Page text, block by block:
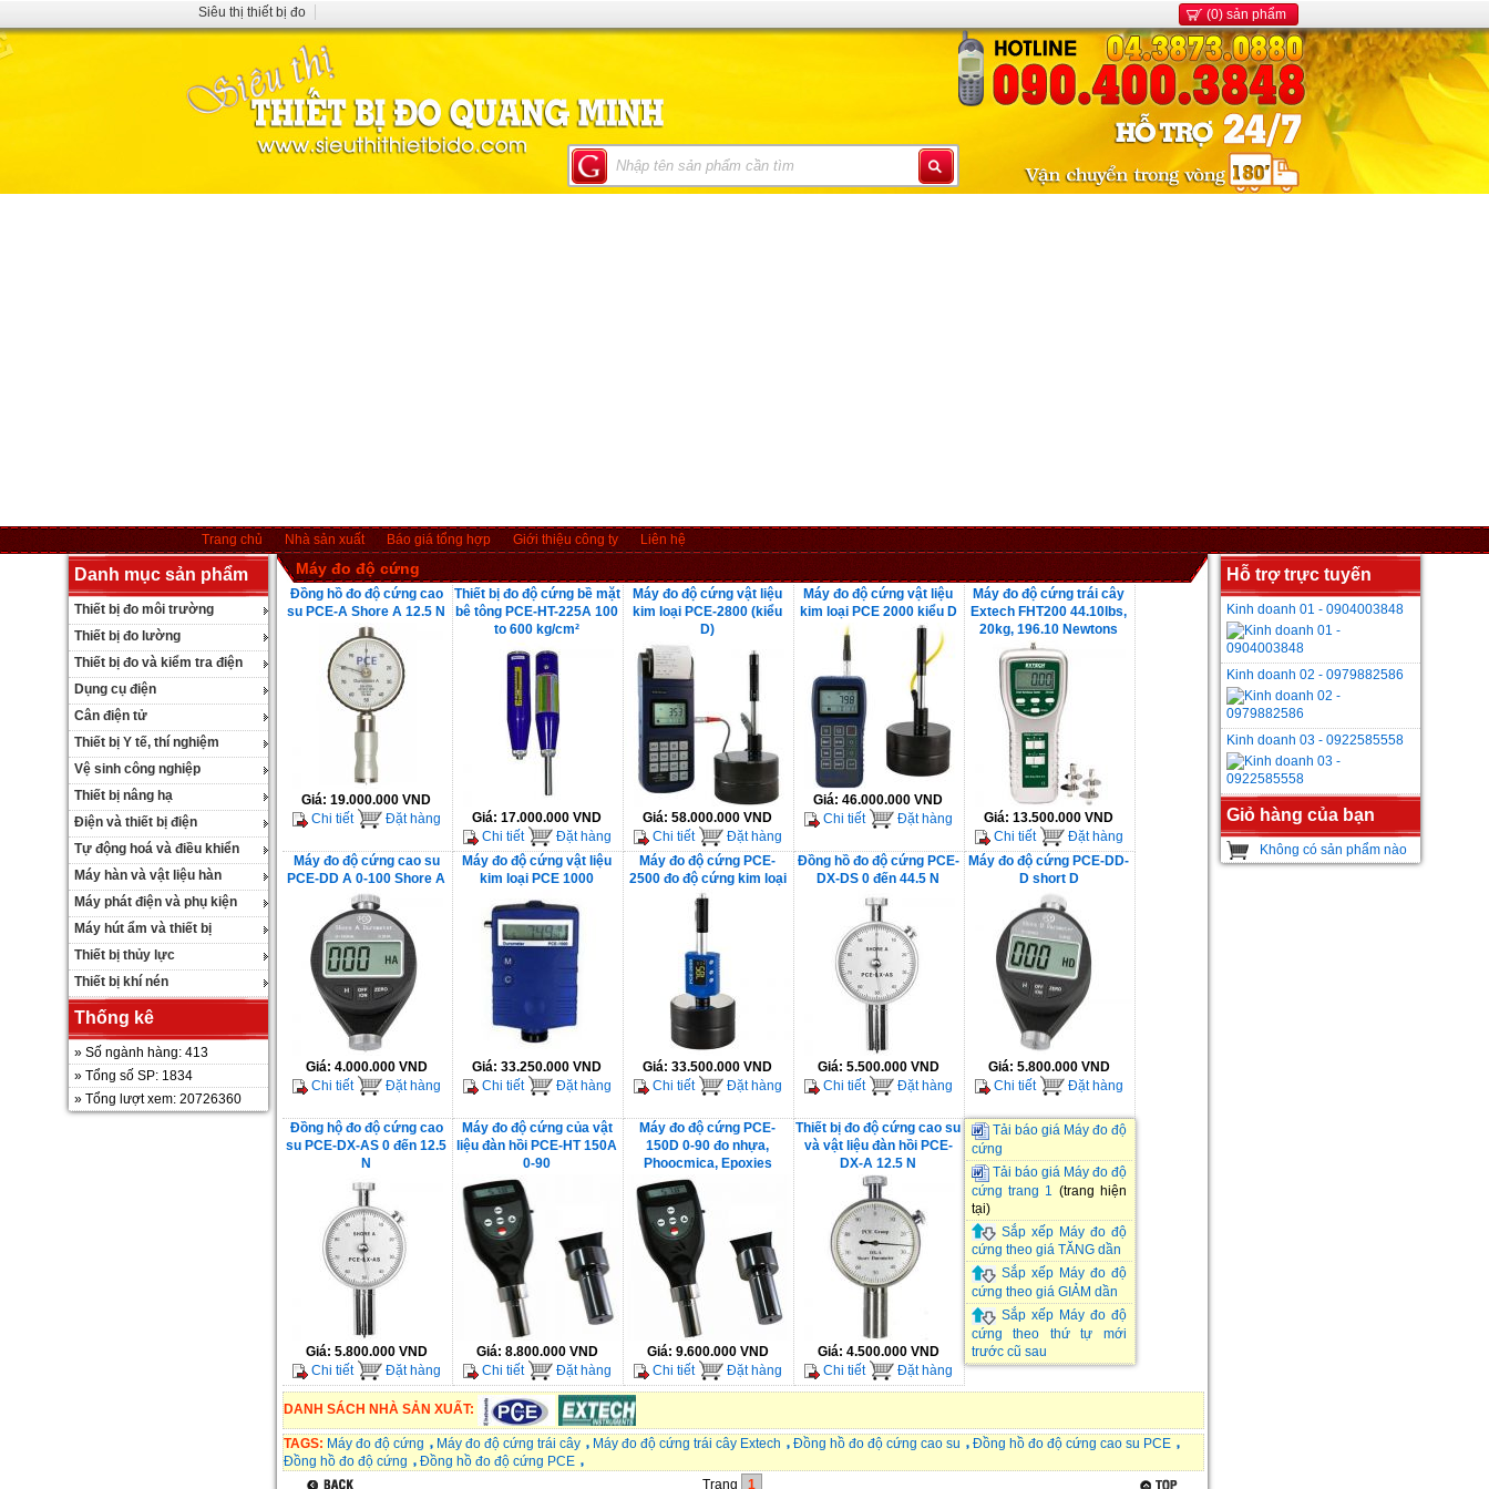
Siêu thị thiết bị đo (0) sản phẩm
Trang chủ Nhà sản xuất Báo giá tổng hợp Giới thiệu công ty Liên hệ
Danh mục sản phẩm
Thiết bị đo môi trường
Thiết bị đo lường
Thiết bị đo và kiểm tra điện
Dụng cụ điện
Cân điện tử
Thiết bị Y tế, thí nghiệm
Vệ sinh công nghiệp
Thiết bị nâng hạ
Điện và thiết bị điện
Tự động hoá và điều khiển
Máy hàn và vật liệu hàn
Máy phát điện và phụ kiện
Máy hút ẩm và thiết bị
Thiết bị thủy lực
Thiết bị khí nén
Thống kê
» Số ngành hàng: 413
» Tổng số SP: 1834
» Tổng lượt xem: 20726360
Máy đo độ cứng
Đồng hồ đo độ cứng cao
su PCE-A Shore A 12.5 N
Giá:19.000.000 VND
Chi tiết
Đặt hàng
Thiết bị đo độ cứng bề mặt
bê tông PCE-HT-225A 100
to 600 kg/cm²
Giá:17.000.000 VND
Chi tiết
Đặt hàng
Máy đo độ cứng vật liệu
kim loại PCE-2800 (kiểu
D)
Giá:58.000.000 VND
Chi tiết
Đặt hàng
Máy đo độ cứng vật liệu
kim loại PCE 2000 kiểu D
Giá:46.000.000 VND
Chi tiết
Đặt hàng
Máy đo độ cứng trái cây
Extech FHT200 44.10lbs,
20kg, 196.10 Newtons
Giá:13.500.000 VND
Chi tiết
Đặt hàng
Máy đo độ cứng cao su
PCE-DD A 0-100 Shore A
Giá: 4.000.000 VND
Chi tiết
Đặt hàng
Máy đo độ cứng vật liệu
kim loại PCE 1000
Giá:33.250.000 VND
Chi tiết
Đặt hàng
Máy đo độ cứng PCE-
2500 đo độ cứng kim loại
Giá:33.500.000 VND
Chi tiết
Đặt hàng
Đồng hồ đo độ cứng PCE-
DX-DS 0 đến 44.5 N
Giá: 5.500.000 VND
Chi tiết
Đặt hàng
Máy đo độ cứng PCE-DD-
D short D
Giá: 5.800.000 VND
Chi tiết
Đặt hàng
Đồng hộ đo độ cứng cao
su PCE-DX-AS 0 đến 12.5
N
Giá: 5.800.000 VND
Chi tiết
Đặt hàng
Máy đo độ cứng của vật
liệu đàn hồi PCE-HT 150A
0-90
Giá: 8.800.000 VND
Chi tiết
Đặt hàng
Máy đo độ cứng PCE-
150D 0-90 đo nhựa,
Phoocmica, Epoxies
Giá: 9.600.000 VND
Chi tiết
Đặt hàng
Thiết bị đo độ cứng cao su
và vật liệu đàn hồi PCE-
DX-A 12.5 N
Giá: 4.500.000 VND
Chi tiết
Đặt hàng
Tải báo giá Máy đo độ
cứng
Tải báo giá Máy đo độ
cứng trang 1
(trang hiện
tại)
Sắp xếp Máy đo độ
cứng theo giá TĂNG dần
Sắp xếp Máy đo độ
cứng theo giá GIẢM dần
Sắp xếp Máy đo độ
cứng theo thứ tự mới
trước cũ sau
DANH SÁCH NHÀ SẢN XUẤT:
TAGS: Máy đo độ cứng Máy đo độ cứng trái cây Máy đo độ cứng trái cây Extech Đồng hồ đo độ cứng cao su
Đồng hồ đo độ cứng cao su PCE
Đồng hồ đo độ cứng
Đồng hồ đo độ cứng PCE
Trang
1
Hỗ trợ trực tuyến
Kinh doanh 01 - 0904003848
Kinh doanh 02 - 0979882586
Kinh doanh 03 - 0922585558
Giỏ hàng của bạn
Không có sản phẩm nào